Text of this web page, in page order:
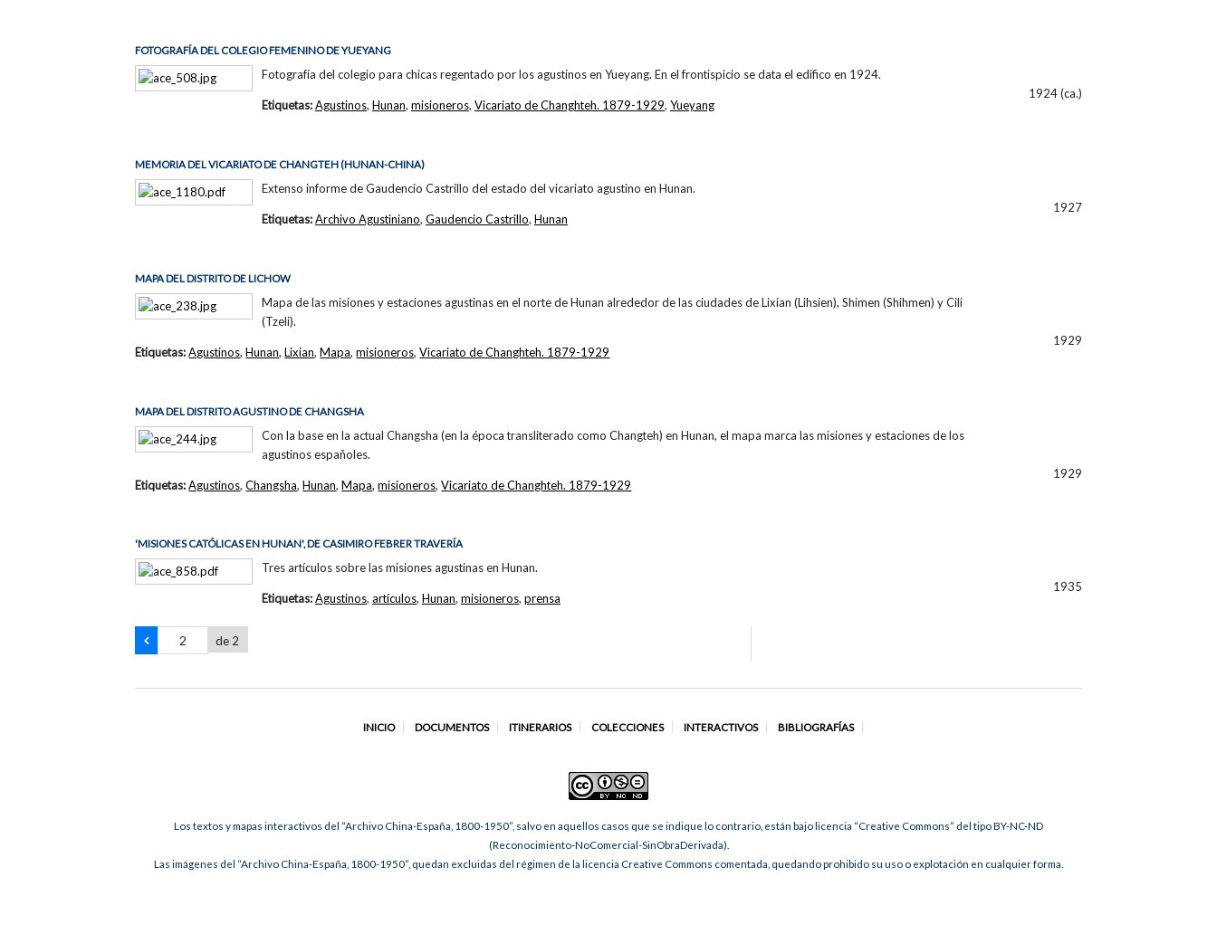
FOTOGRAFÍA DEL COLEGIO FEMENINO DE YUEYANG
Fotografía del colegio para chicas regentado por los agustinos en Yueyang. En el frontispicio se data el edifico en 1924.
1924 (ca.)
Etiquetas:Agustinos, Hunan, misioneros, Vicariato de Changhteh. 1879-1929, Yueyang
MEMORIA DEL VICARIATO DE CHANGTEH (HUNAN-CHINA)
Extenso informe de Gaudencio Castrillo del estado del vicariato agustino en Hunan.
1927
Etiquetas:Archivo Agustiniano, Gaudencio Castrillo, Hunan
MAPA DEL DISTRITO DE LICHOW
Mapa de las misiones y estaciones agustinas en el norte de Hunan alrededor de las ciudades de Lixian (Lihsien), Shimen (Shihmen) y Cili
(Tzeli).
1929
Etiquetas:Agustinos,Hunan,Lixian,Mapa,misioneros,Vicariato de Changhteh. 1879-1929
MAPA DEL DISTRITO AGUSTINO DE CHANGSHA
Con la base en la actual Changsha (en la época transliterado como Changteh) en Hunan, el mapa marca las misiones y estaciones de los
agustinos españoles.
1929
Etiquetas:Agustinos,Changsha,Hunan,Mapa,misioneros,Vicariato de Changhteh. 1879-1929
'MISIONES CATÓLICAS EN HUNAN', DE CASIMIRO FEBRER TRAVERÍA
Tres artículos sobre las misiones agustinas en Hunan.
1935
Etiquetas:Agustinos, artículos, Hunan, misioneros, prensa
de 2
INICIO DOCUMENTOS ITINERARIOS COLECCIONES INTERACTIVOS BIBLIOGRAFÍAS
Los textos y mapas interactivos del “Archivo China-España, 1800-1950”, salvo en aquellos casos que se indique lo contrario, están bajo licencia “Creative Commons” del tipo BY-NC-ND
(Reconocimiento-NoComercial-SinObraDerivada).
Las imágenes del “Archivo China-España, 1800-1950”, quedan excluidas del régimen de la licencia Creative Commons comentada, quedando prohibido su uso o explotación en cualquier forma.